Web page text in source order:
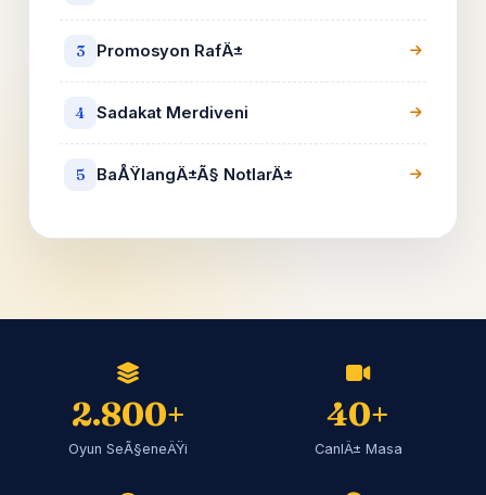
3 Promosyon RafÄ±
4 Sadakat Merdiveni
5 BaÅŸlangÄ±Ã§ NotlarÄ±
2.800+
Oyun SeÃ§eneÄŸi
40+
CanlÄ± Masa